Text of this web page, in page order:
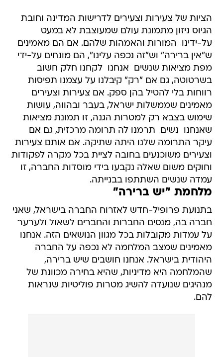
הציות של צעירות וצעירים לדרישות המדינה וחובת
הגיוס ניזון מתמונת עולם שמעוצבת לא במעט
על-ידינו  המורות והאמהות שלהם. אם הם מאמינים
ש"אין ברירה" וש"זה נכפה עלינו", הם מונחים על-ידי
מפת מציאות שנשים  אנחנו  לקחנו חלק חשוב
בשרטוטה, גם אם "רק" קיבלנו על עצמנו תפיסות
רווחות בלי להטיל בהן ספק. אם צעירות וצעירים
מאמינים שממשלות ישראל, בעבר ובהווה, עושות
שימוש בצבא רק למטרות הגנה, זו תמונת מציאות
שאנחנו  נשים  תרמנו לה תרומה מרכזית, גם אם
עיקר התרומה שלנו היתה שתיקה. אם אותם צעירות
וצעירים משוכנעים בחובה לציית בכל מקרה לפקודות
וחוקים משום שאלה נקבעו בידי מוסדות החברה, זו
עמדה שנשים השתתפו בבנייתה.
מלחמת "יש ברירה"
בתנועת פרופיל-חדש לאזרוח החברה בישראל, שאני
חברה בה, מנסים החברות והחברים לשאול ולערער
על עמדות מקובלות בכל מגוון הנושאים הזה. אנחנו
מאמינים שמצב המלחמה לא נכפה על החברה
היהודית בישראל. אנחנו חושבים שיש ברירה,
שהמלחמה היא מדיניות, שהיא בחירה מכוונת של
מנהיגים שנועדה להשיג מטרות פוליטיות שנראות
להם.